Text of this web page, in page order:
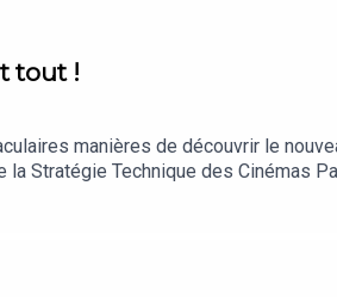
tout !
manières de découvrir le
Stratégie Technique des Cinémas
!Ce podcast est animé par
sonore : Josselin Bordat.